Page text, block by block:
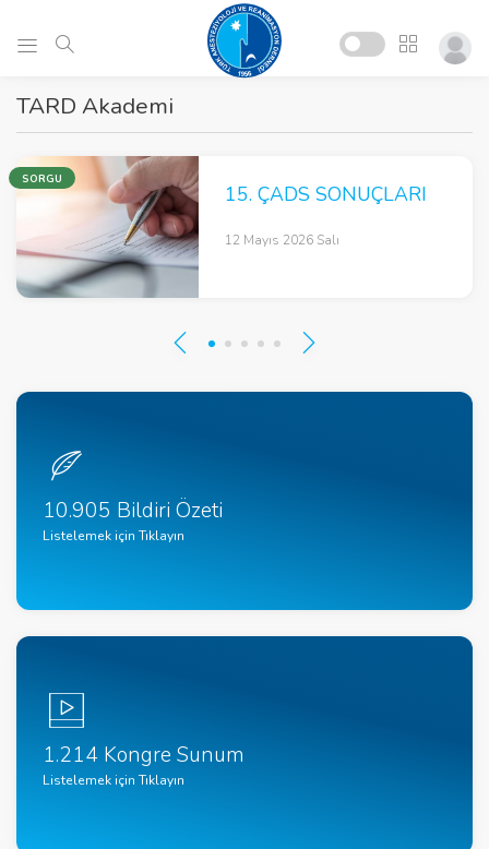
TARD Akademi
SORGU
15. ÇADS SONUÇLARI
12 Mayıs 2026 Salı
10.905 Bildiri Özeti
Listelemek için Tıklayın
1.214 Kongre Sunum
Listelemek için Tıklayın